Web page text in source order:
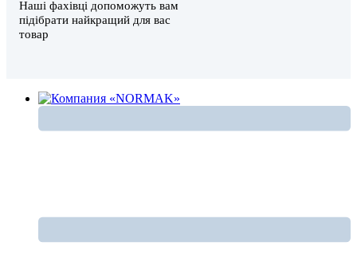
Наші фахівці допоможуть вам
підібрати найкращий для вас
товар